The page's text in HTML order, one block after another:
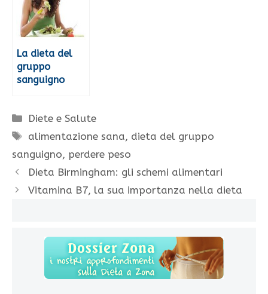
La dieta del
gruppo
sanguigno
Categorie
Diete e Salute
Tag
alimentazione sana, dieta del gruppo
sanguigno, perdere peso
Dieta Birmingham: gli schemi alimentari
Vitamina B7, la sua importanza nella dieta